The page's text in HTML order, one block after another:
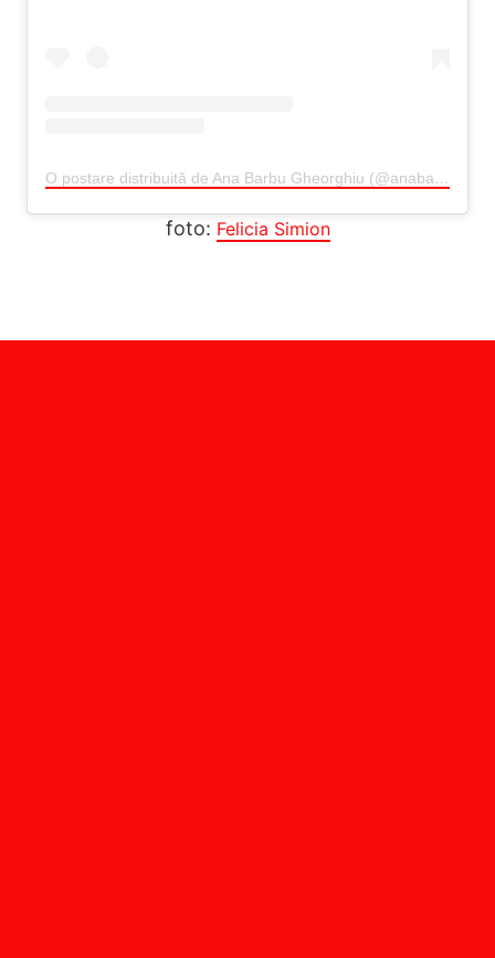
O postare distribuită de Ana Barbu Gheorghiu (@anabarbu_o)
foto: Felicia Simion